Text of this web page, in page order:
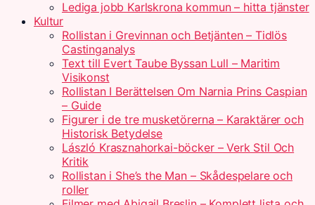
Lediga jobb Karlskrona kommun – hitta tjänster
Kultur
Rollistan i Grevinnan och Betjänten – Tidlös
Castinganalys
Text till Evert Taube Byssan Lull – Maritim
Visikonst
Rollistan I Berättelsen Om Narnia Prins Caspian
– Guide
Figurer i de tre musketörerna – Karaktärer och
Historisk Betydelse
László Krasznahorkai-böcker – Verk Stil Och
Kritik
Rollistan i She’s the Man – Skådespelare och
roller